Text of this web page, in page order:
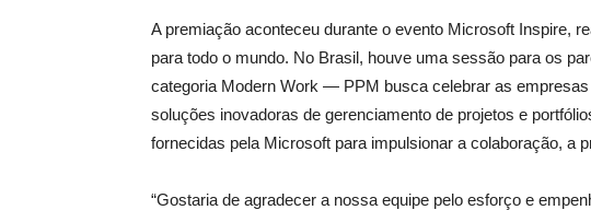
A premiação aconteceu durante o evento Microsoft Inspire,
para todo o mundo. No Brasil, houve uma sessão para os
categoria Modern Work — PPM busca celebrar as
soluções inovadoras de gerenciamento de projetos e
fornecidas pela Microsoft para impulsionar a colaboração, a
“Gostaria de agradecer a nossa equipe pelo esforço e